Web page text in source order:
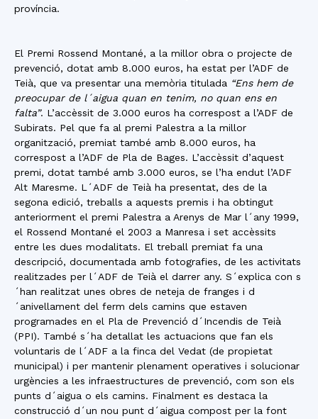
província.
El Premi Rossend Montané, a la millor obra o projecte de
prevenció, dotat amb 8.000 euros, ha estat per l’ADF de
Teià, que va presentar una memòria titulada “Ens hem de
preocupar de l´aigua quan en tenim, no quan ens en
falta”. L’accèssit de 3.000 euros ha correspost a l’ADF de
Subirats. Pel que fa al premi Palestra a la millor
organització, premiat també amb 8.000 euros, ha
correspost a l’ADF de Pla de Bages. L’accèssit d’aquest
premi, dotat també amb 3.000 euros, se l’ha endut l’ADF
Alt Maresme. L´ADF de Teià ha presentat, des de la
segona edició, treballs a aquests premis i ha obtingut
anteriorment el premi Palestra a Arenys de Mar l´any 1999,
el Rossend Montané el 2003 a Manresa i set accèssits
entre les dues modalitats. El treball premiat fa una
descripció, documentada amb fotografies, de les activitats
realitzades per l´ADF de Teià el darrer any. S´explica con s
´han realitzat unes obres de neteja de franges i d
´anivellament del ferm dels camins que estaven
programades en el Pla de Prevenció d´Incendis de Teià
(PPI). També s´ha detallat les actuacions que fan els
voluntaris de l´ADF a la finca del Vedat (de propietat
municipal) i per mantenir plenament operatives i solucionar
urgències a les infraestructures de prevenció, com son els
punts d´aigua o els camins. Finalment es destaca la
construcció d´un nou punt d´aigua compost per la font